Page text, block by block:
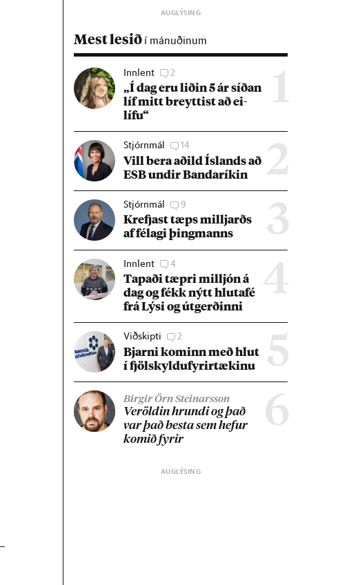
Mest lesið í mánuðinum
1
Innlent 2
„Í dag eru lið­in 5 ár síð­an
líf mitt breytt­ist að ei­
lífu“
2
Stjórnmál 14
Vill bera að­ild Ís­lands að
ESB und­ir Banda­rík­in
3
Stjórnmál 9
Krefjast tæps millj­arðs
af fé­lagi þing­manns
4
Innlent 4
Tap­aði tæpri millj­ón á
dag og fékk nýtt hluta­fé
frá Lýsi og út­gerð­inni
5
Viðskipti 2
Bjarni kom­inn með hlut
í fjöl­skyldu­fyr­ir­tæk­inu
6
Birgir Örn Steinarsson
Ver­öld­in hrundi og það
var það besta sem hef­ur
kom­ið fyr­ir